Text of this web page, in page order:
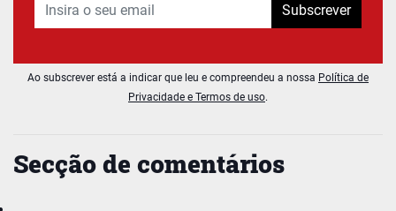
Secção de comentários
Subscrever
Ao subscrever está a indicar que leu e compreendeu a nossa Política de
Privacidade e Termos de uso.